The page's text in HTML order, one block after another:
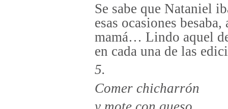
Se sabe que Nataniel
esas ocasiones
mamá… Lindo aquel
en cada una de las
5.
Comer chicharrón